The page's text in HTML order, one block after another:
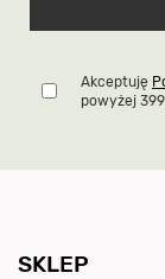
Akceptuję
powyżej
SKLEP